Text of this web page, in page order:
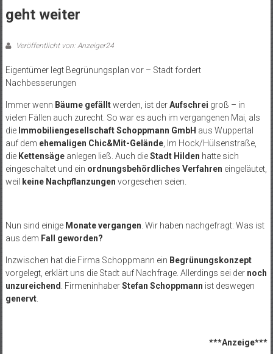
geht weiter
Veröffentlicht von: Anzeiger24
Eigentümer legt Begrünungsplan vor – Stadt fordert
Nachbesserungen
Immer wenn Bäume gefälltwerden, ist derAufschrei groß – in
vielen Fällen auch zurecht. So war es auch im vergangenen Mai, als
die Immobiliengesellschaft Schoppmann GmbH aus Wuppertal
auf dem ehemaligen Chic&Mit-Gelände, Im Hock/Hülsenstraße,
die Kettensägeanlegen ließ. Auch dieStadt Hilden hatte sich
eingeschaltet und ein ordnungsbehördliches Verfahren eingeläutet,
weil
keine Nachpflanzungen vorgesehen seien.
Nun sind einige Monate vergangen . Wir haben nachgefragt: Was ist
aus dem Fall geworden?
Inzwischen hat die Firma Schoppmann ein Begrünungskonzept
vorgelegt, erklärt uns die Stadt auf Nachfrage. Allerdings sei der noch
unzureichend
. FirmeninhaberStefan Schoppmann ist deswegen
genervt.
***Anzeige***